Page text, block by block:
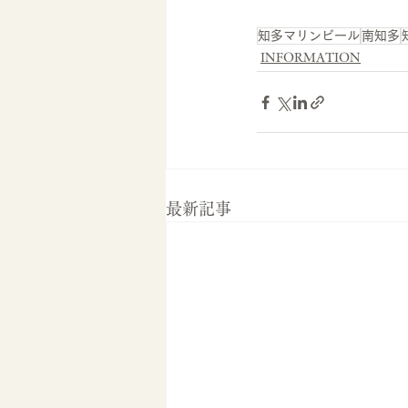
知多マリンビール南知多
INFORMATION
最新記事